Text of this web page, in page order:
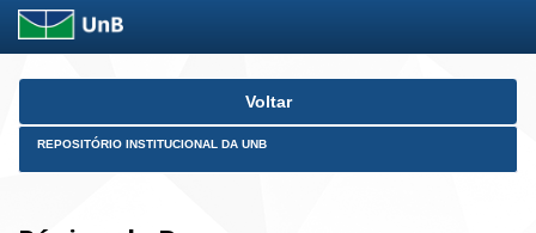
Skip
Voltar
REPOSITÓRIO INSTITUCIONAL DA UNB